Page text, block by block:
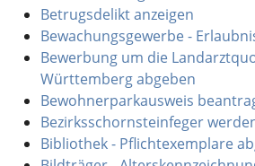
Betrugsdelikt anzeigen
Bewachungsgewerbe -
Bewerbung um die
Württemberg abgeben
Bewohnerparkausweis
Bezirksschornsteinfeger
Bibliothek - Pflichtexemplare